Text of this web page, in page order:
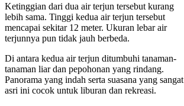
Ketinggian dari dua air terjun tersebut kurang
lebih sama. Tinggi kedua air terjun tersebut
mencapai sekitar 12 meter. Ukuran lebar air
terjunnya pun tidak jauh berbeda.
Di antara kedua air terjun ditumbuhi tanaman-
tanaman liar dan pepohonan yang rindang.
Panorama yang indah serta suasana yang sangat
asri ini cocok untuk liburan dan rekreasi.